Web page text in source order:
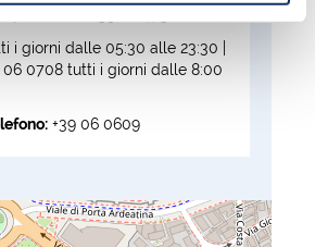
i giorni dalle 05:30 alle 23:30 |
06 0708 tutti i giorni dalle 8:00
+39 06 0609